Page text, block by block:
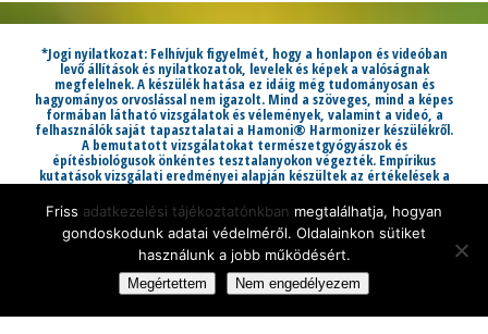
*Jogi nyilatkozat: Felhívjuk figyelmét, hogy a honlapon és videóban
levő állítások és nyilatkozatok, levelek és képek a valóságnak
megfelelnek. A készülék hatása ez idáig még tudományosan és
hagyományos orvoslással nem igazolt. Mind a szöveges, mind a képes
formában látható vizsgálatok és vélemények, valamint a videó, a
felhasználók saját tapasztalatai a Hamoni® Harmonizer készülékről.
A bemutatott vizsgálatokat természetgyógyászok és
építésbiológusok önkéntes tesztalanyokon végezték. Empírikus
kutatások vizsgálati eredményei alapján készültek az értékelések a
Hamoni® Harmonizer működéséről. Felhívjuk a figyelmét, hogy a
Hamoni® Harmonizer nem orvosi eszköz, nem gyógyító eszköz, és
nem helyettesíti az orvosi szakvéleményt!
A Hamoni® márka védjegye bejegyzett az EU és az USA területén. Az
Adatvédelmi tájékoztatóaz ÁÜFszabályai szerint érvényesek.
© 1983 —2026 Hamoni® Kutatócsoport
Friss adatkezelési tájékoztatónkban megtalálhatja, hogyan
gondoskodunk adatai védelméről. Oldalainkon sütiket
használunk a jobb működésért.
Megértettem Nem engedélyezem